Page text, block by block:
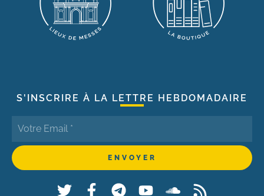
S'INSCRIRE À LA LETTRE HEBDOMADAIRE